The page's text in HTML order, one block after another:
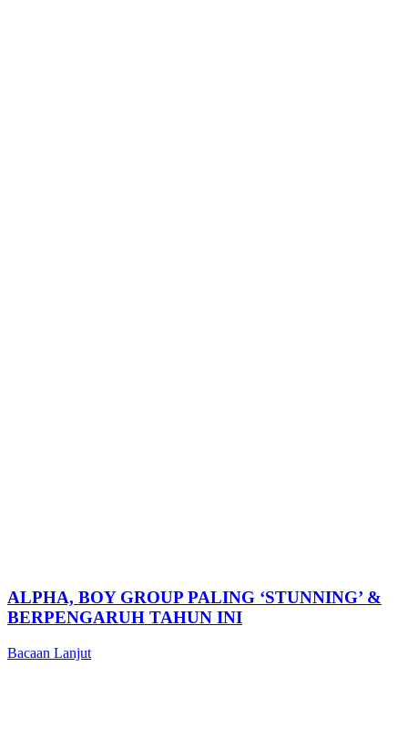
ALPHA, BOY GROUP PALING ‘STUNNING’ &
BERPENGARUH TAHUN INI
Bacaan Lanjut